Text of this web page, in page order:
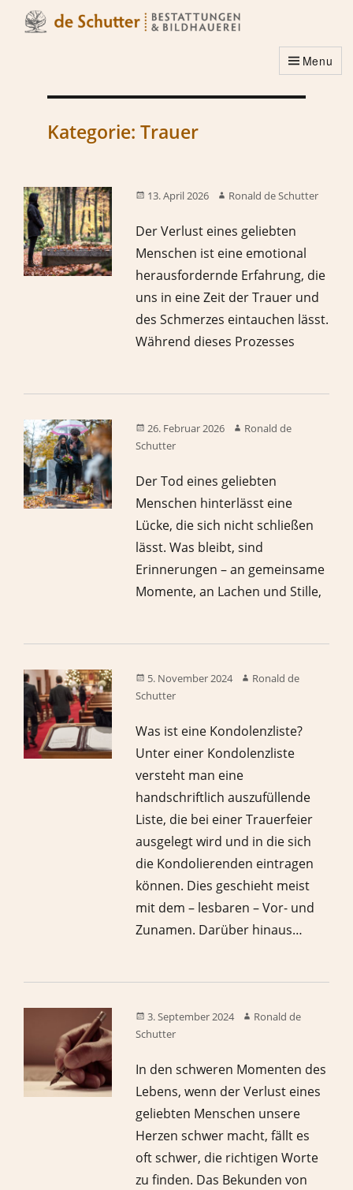
Menu
Kategorie: Trauer
13. April 2026 Ronald de Schutter
Der Verlust eines geliebten
Menschen ist eine emotional
herausfordernde Erfahrung, die
uns in eine Zeit der Trauer und
des Schmerzes eintauchen lässt.
Während dieses Prozesses
26. Februar 2026
Ronald de
Schutter
Der Tod eines geliebten
Menschen hinterlässt eine
Lücke, die sich nicht schließen
lässt. Was bleibt, sind
Erinnerungen – an gemeinsame
Momente, an Lachen und Stille,
5. November 2024
Ronald de
Schutter
Was ist eine Kondolenzliste?
Unter einer Kondolenzliste
versteht man eine
handschriftlich auszufüllende
Liste, die bei einer Trauerfeier
ausgelegt wird und in die sich
die Kondolierenden eintragen
können. Dies geschieht meist
mit dem – lesbaren – Vor- und
Zunamen. Darüber hinaus…
3. September 2024
Ronald de
Schutter
In den schweren Momenten des
Lebens, wenn der Verlust eines
geliebten Menschen unsere
Herzen schwer macht, fällt es
oft schwer, die richtigen Worte
zu finden. Das Bekunden von